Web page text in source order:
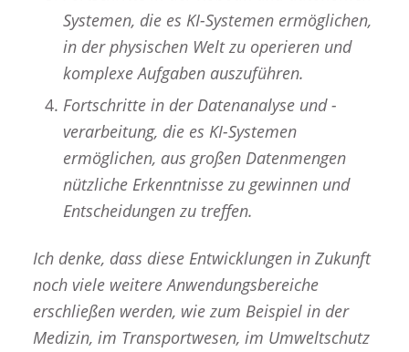
Systemen, die es KI-Systemen ermöglichen,
in der physischen Welt zu operieren und
komplexe Aufgaben auszuführen.
Fortschritte in der Datenanalyse und -
verarbeitung, die es KI-Systemen
ermöglichen, aus großen Datenmengen
nützliche Erkenntnisse zu gewinnen und
Entscheidungen zu treffen.
Ich denke, dass diese Entwicklungen in Zukunft
noch viele weitere Anwendungsbereiche
erschließen werden, wie zum Beispiel in der
Medizin, im Transportwesen, im Umweltschutz